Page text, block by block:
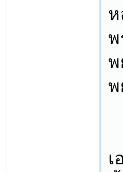
ห
พ
พ
พ